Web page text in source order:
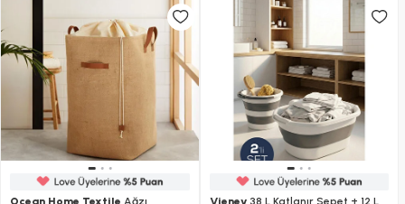
Ocean Home Textile Ağzı
Vienev38 L Katlanır Sepet + 12 L